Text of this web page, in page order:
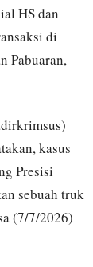
HS dan
di
Pabuaran,
kasus
Presisi
sebuah truk
(7/7/2026)